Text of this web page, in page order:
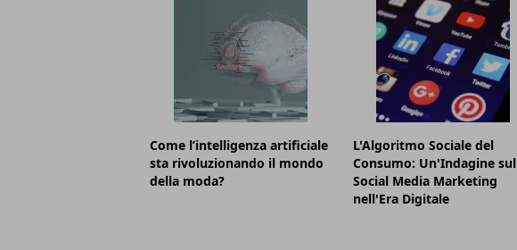
Come l’intelligenza artificiale
sta rivoluzionando il mondo
della moda?
L'Algoritmo Sociale del
Consumo: Un'Indagine sul
Social Media Marketing
nell'Era Digitale